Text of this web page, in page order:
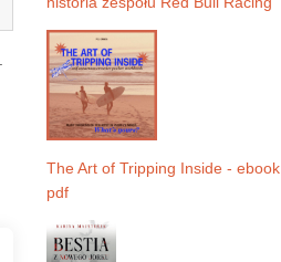
The Art of Tripping Inside - ebook
pdf